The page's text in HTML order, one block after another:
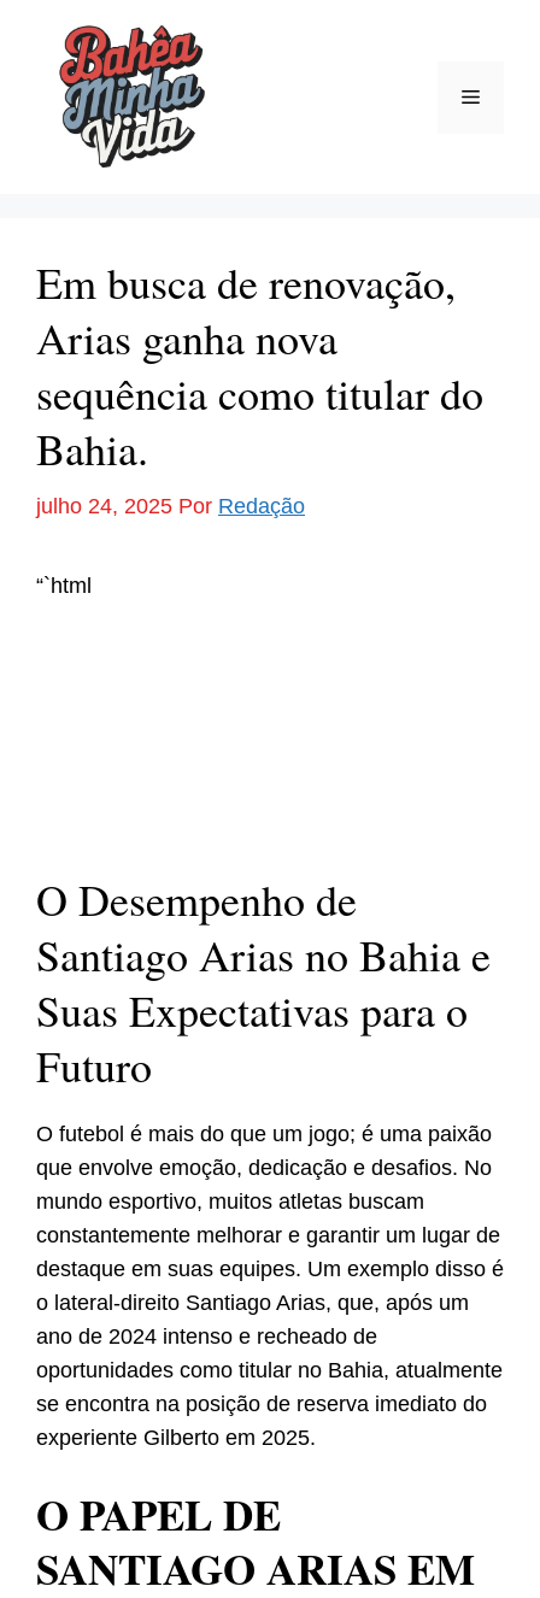
conteúdo
Menu
Em busca de renovação,
Arias ganha nova
sequência como titular do
Bahia.
julho 24, 2025 Por Redação
“`html
O Desempenho de
Santiago Arias no Bahia e
Suas Expectativas para o
Futuro
O futebol é mais do que um jogo; é uma paixão
que envolve emoção, dedicação e desafios. No
mundo esportivo, muitos atletas buscam
constantemente melhorar e garantir um lugar de
destaque em suas equipes. Um exemplo disso é
o lateral-direito Santiago Arias, que, após um
ano de 2024 intenso e recheado de
oportunidades como titular no Bahia, atualmente
se encontra na posição de reserva imediato do
experiente Gilberto em 2025.
O PAPEL DE
SANTIAGO ARIAS EM